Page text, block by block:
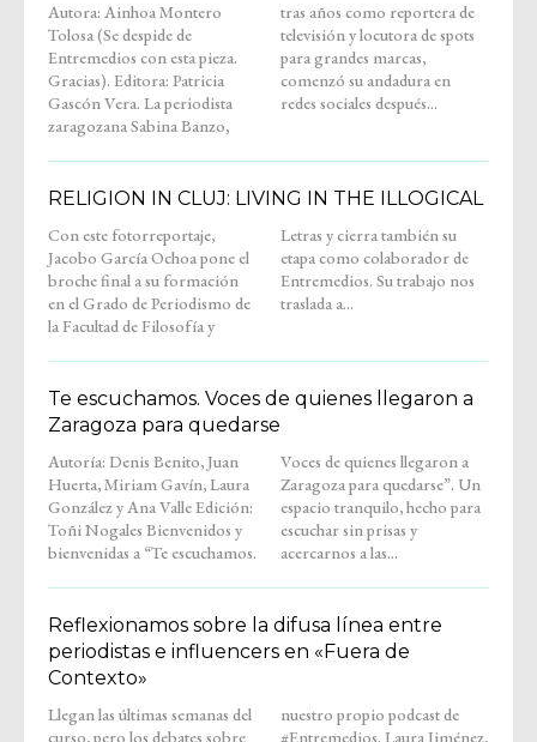
Autora: Ainhoa Montero
Tolosa (Se despide de
Entremedios con esta pieza.
Gracias). Editora: Patricia
Gascón Vera. La periodista
zaragozana Sabina Banzo,
tras años como reportera de
televisión y locutora de spots
para grandes marcas,
comenzó su andadura en
redes sociales después...
RELIGION IN CLUJ: LIVING IN THE ILLOGICAL
Con este fotorreportaje,
Jacobo García Ochoa pone el
broche final a su formación
en el Grado de Periodismo de
la Facultad de Filosofía y
Letras y cierra también su
etapa como colaborador de
Entremedios. Su trabajo nos
traslada a...
Te escuchamos. Voces de quienes llegaron a
Zaragoza para quedarse
Autoría: Denis Benito, Juan
Huerta, Miriam Gavín, Laura
González y Ana Valle Edición:
Toñi Nogales Bienvenidos y
bienvenidas a “Te escuchamos.
Voces de quienes llegaron a
Zaragoza para quedarse”. Un
espacio tranquilo, hecho para
escuchar sin prisas y
acercarnos a las...
Reflexionamos sobre la difusa línea entre
periodistas e influencers en «Fuera de
Contexto»
Llegan las últimas semanas del
curso, pero los debates sobre
nuestro propio podcast de
#Entremedios. Laura Jiménez,